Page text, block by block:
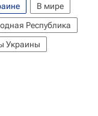
В мире
Республика
Украины